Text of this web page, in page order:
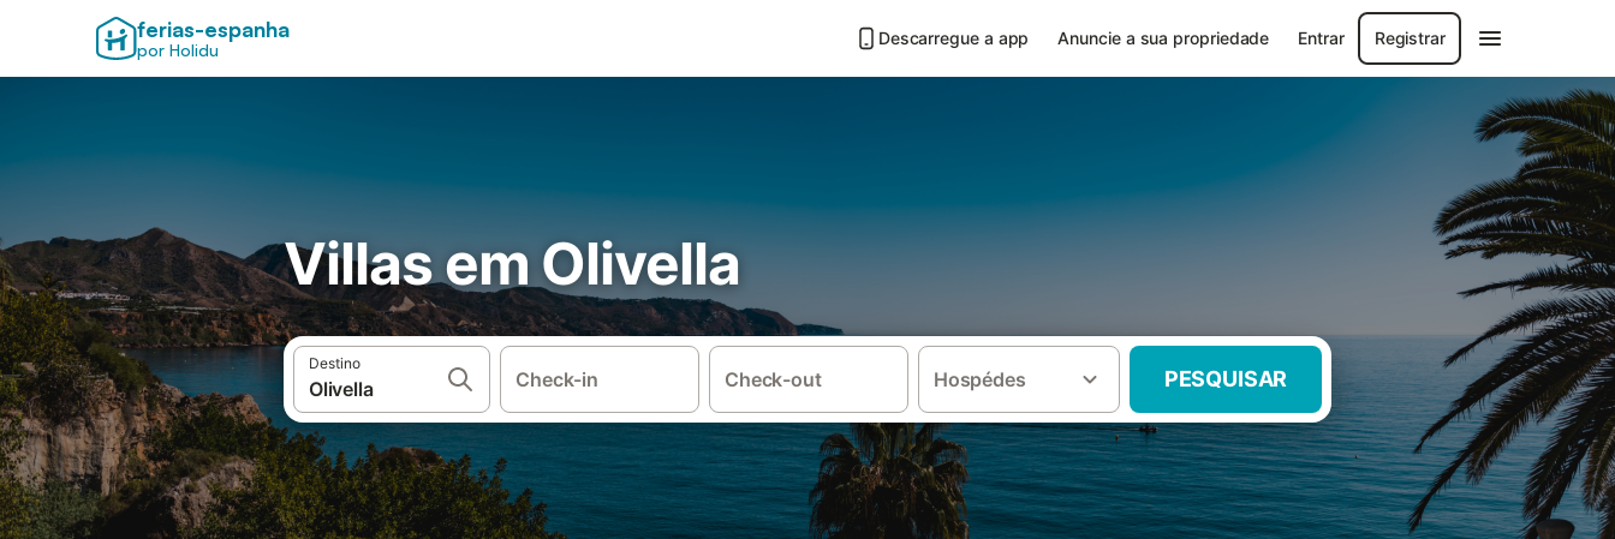
ferias-espanha
por Holidu
Descarregue a app Anuncie a sua propriedade Entrar Registrar
Villas em Olivella
Destino
Check-in Check-out Hospédes PESQUISAR